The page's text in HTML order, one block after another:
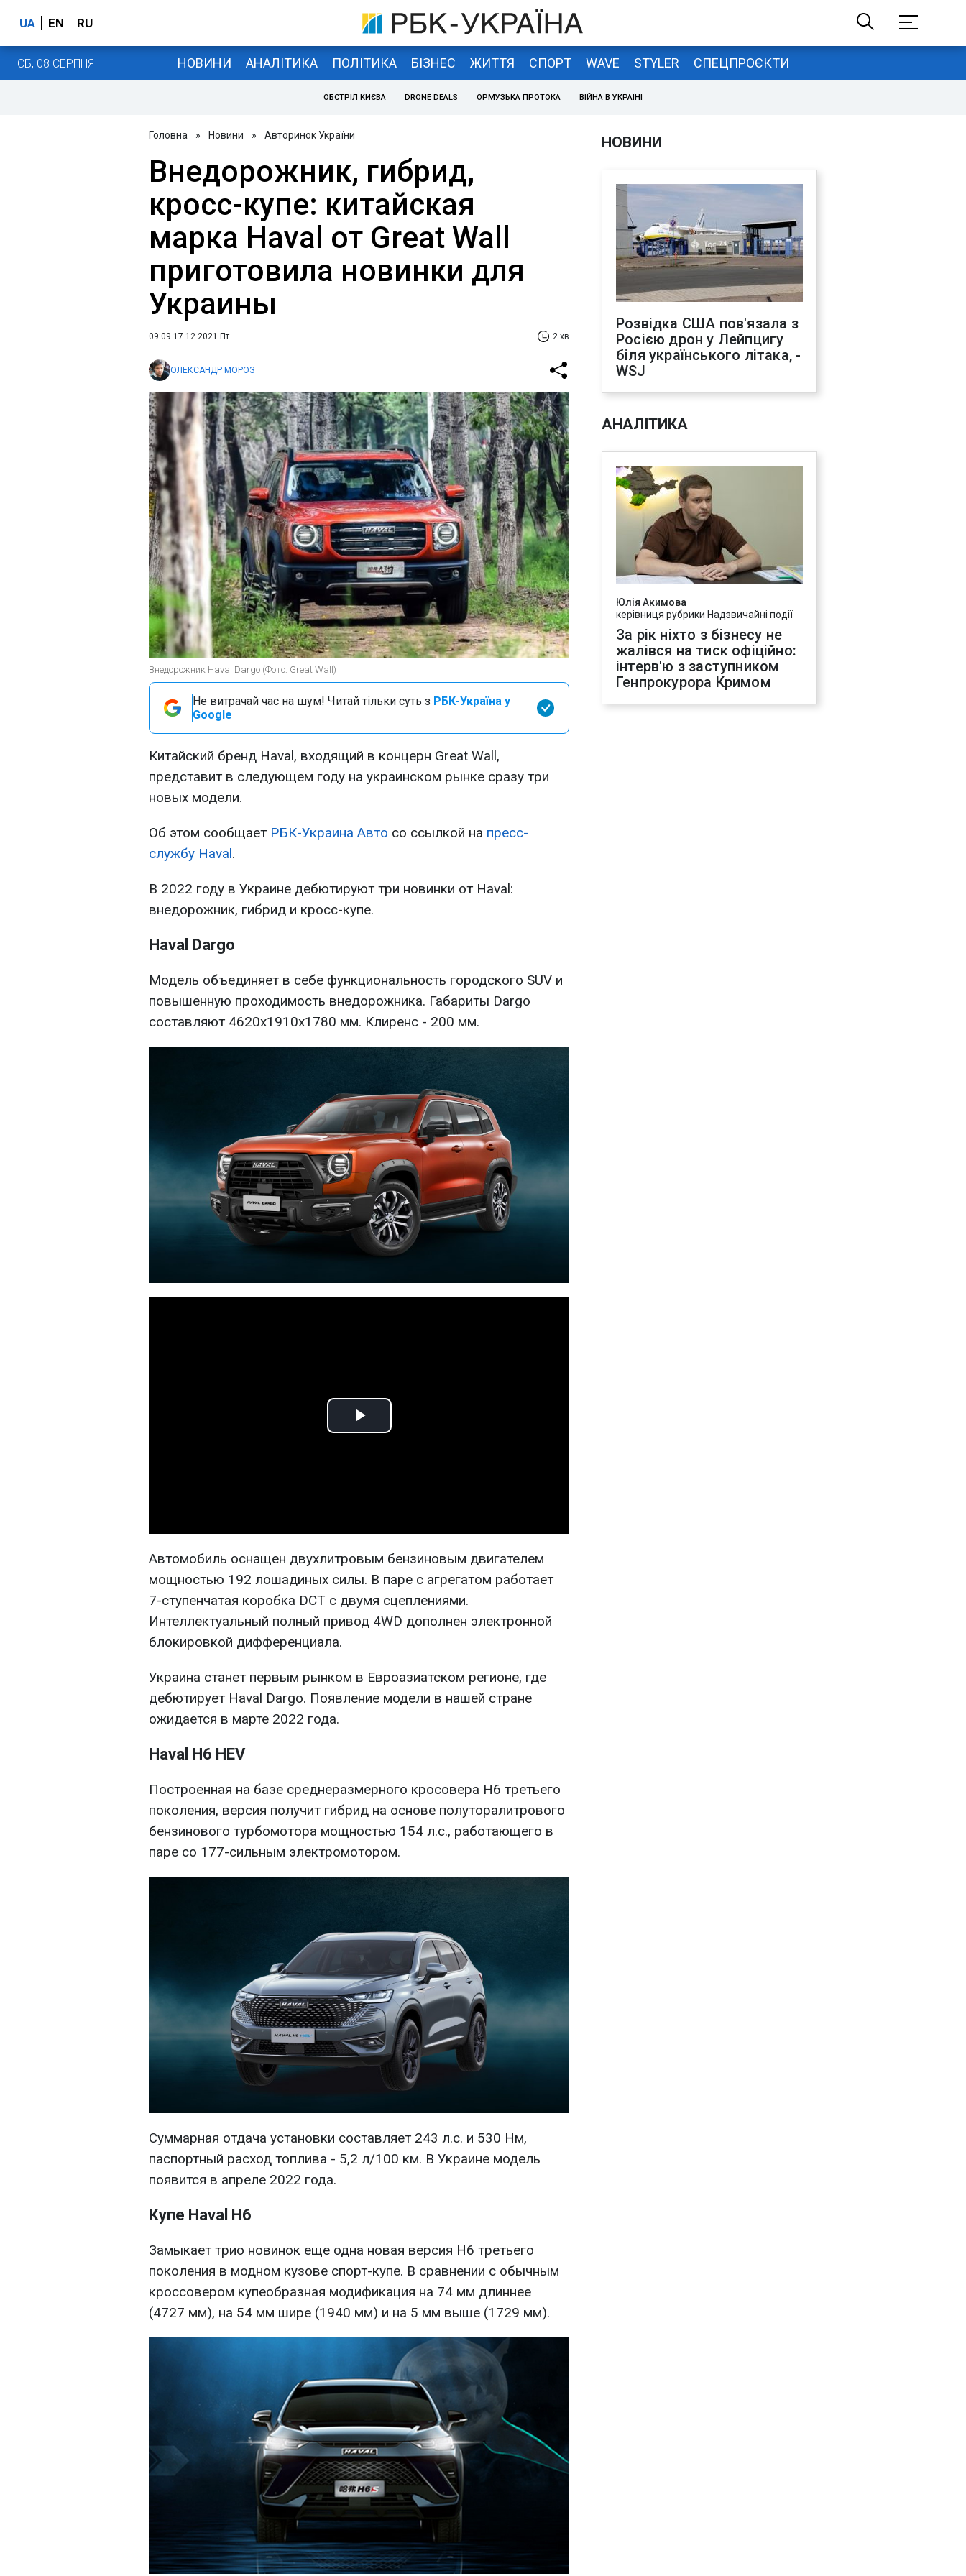
UA EN RU
СБ, 08 СЕРПНЯ НОВИНИ АНАЛІТИКА ПОЛІТИКА БІЗНЕС ЖИТТЯ СПОРТ WAVE STYLER СПЕЦПРОЄКТИ
ОБСТРІЛ КИЄВА DRONE DEALS ОРМУЗЬКА ПРОТОКА ВІЙНА В УКРАЇНІ
Головна » Новини » Авторинок України
Внедорожник, гибрид,
кросс-купе: китайская
марка Haval от Great Wall
приготовила новинки для
Украины
09:09 17.12.2021 Пт 2 хв
ОЛЕКСАНДР МОРОЗ
Внедорожник Haval Dargo (Фото: Great Wall)
Не витрачай час на шум! Читай тільки суть з РБК-Україна у
Google
Китайский бренд Haval, входящий в концерн Great Wall,
представит в следующем году на украинском рынке сразу три
новых модели.
Об этом сообщает РБК-Украина Авто со ссылкой на пресс-
службу Haval.
В 2022 году в Украине дебютируют три новинки от Haval:
внедорожник, гибрид и кросс-купе.
Haval Dargo
Модель объединяет в себе функциональность городского SUV и
повышенную проходимость внедорожника. Габариты Dargo
составляют 4620х1910х1780 мм. Клиренс - 200 мм.
Play
Автомобиль оснащен двухлитровым бензиновым двигателем
мощностью 192 лошадиных силы. В паре с агрегатом работает
7-ступенчатая коробка DCT с двумя сцеплениями.
Интеллектуальный полный привод 4WD дополнен электронной
блокировкой дифференциала.
Украина станет первым рынком в Евроазиатском регионе, где
дебютирует Haval Dargo. Появление модели в нашей стране
ожидается в марте 2022 года.
Haval H6 HEV
Построенная на базе среднеразмерного кросовера Н6 третьего
поколения, версия получит гибрид на основе полуторалитрового
бензинового турбомотора мощностью 154 л.с., работающего в
паре со 177-сильным электромотором.
Суммарная отдача установки составляет 243 л.с. и 530 Нм,
паспортный расход топлива - 5,2 л/100 км. В Украине модель
появится в апреле 2022 года.
Купе Haval H6
Замыкает трио новинок еще одна новая версия Н6 третьего
поколения в модном кузове спорт-купе. В сравнении с обычным
кроссовером купеобразная модификация на 74 мм длиннее
(4727 мм), на 54 мм шире (1940 мм) и на 5 мм выше (1729 мм).
НОВИНИ
Розвідка США пов'язала з
Росією дрон у Лейпцигу
біля українського літака, -
WSJ
АНАЛІТИКА
Юлія Акимова
керівниця рубрики Надзвичайні події
За рік ніхто з бізнесу не
жалівся на тиск офіційно:
інтерв'ю з заступником
Генпрокурора Кримом